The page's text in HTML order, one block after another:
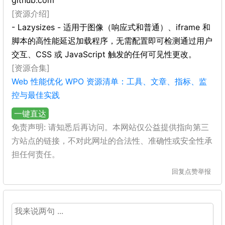
[资源介绍]
- Lazysizes - 适用于图像（响应式和普通）、iframe 和
脚本的高性能延迟加载程序，无需配置即可检测通过用户
交互、CSS 或 JavaScript 触发的任何可见性更改。
[资源合集]
Web 性能优化 WPO 资源清单：工具、文章、指标、监
控与最佳实践
一键直达
免责声明: 请知悉后再访问。本网站仅公益提供指向第三
方站点的链接，不对此网址的合法性、准确性或安全性承
担任何责任。
回复 点赞举报